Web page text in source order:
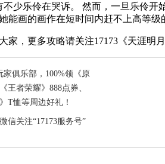
少乐伶在哭诉。 然而，一旦乐伶
画的画作在短时间内赶不上高等
，更多攻略请关注17173《天涯明月
家俱乐部，100%领《原
王者荣耀》888点券、
T恤等周边好礼！
微信关注“17173服务号”